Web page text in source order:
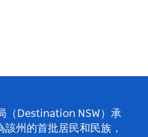
（Destination NSW）承
州的首批居民和民族，